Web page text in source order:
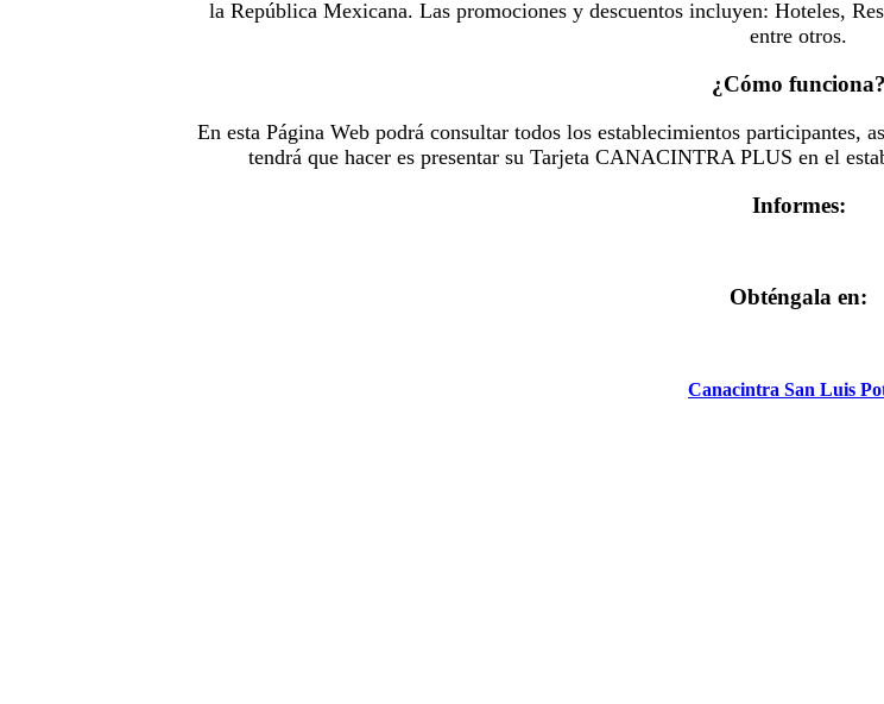
la República Mexicana. Las promociones y descuentos incluyen: Hoteles,
entre otros.
¿Cómo funciona?
En esta Página Web podrá consultar todos los establecimientos participantes,
tendrá que hacer es presentar su Tarjeta CANACINTRA PLUS en el
Informes:
Obténgala en:
Canacintra San Luis